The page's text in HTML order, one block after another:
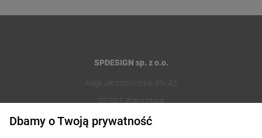
SPDESIGN sp. z o.o.
Aleje Jerozolimskie 89/43
02-001 Warszawa
Dbamy o Twoją prywatność